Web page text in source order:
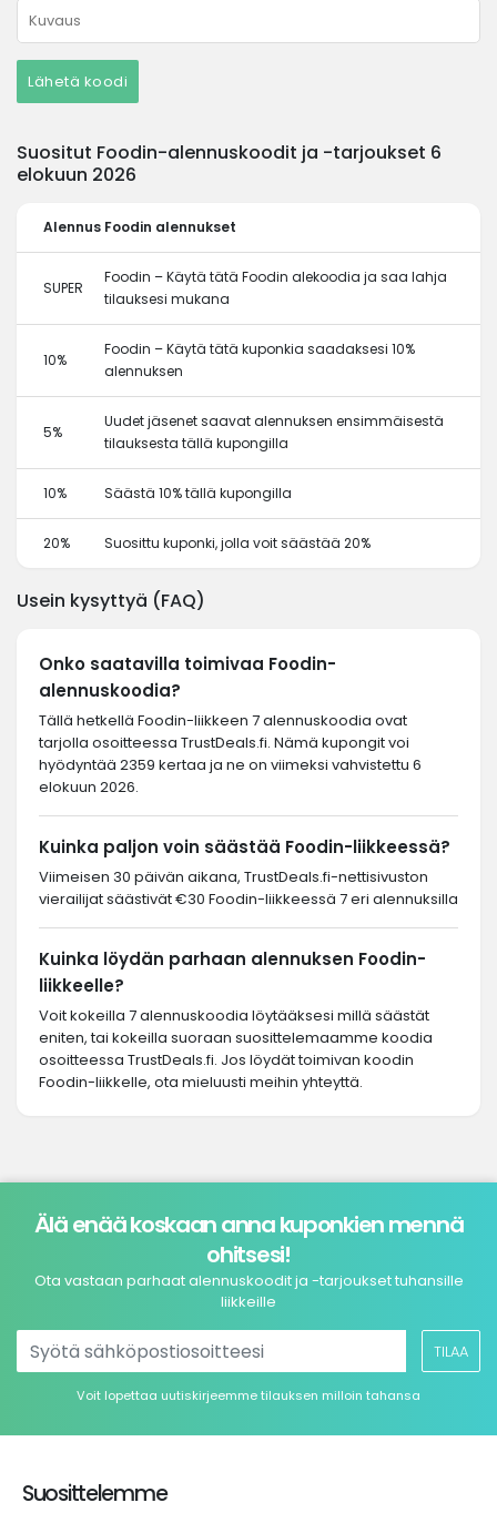
Lähetä koodi
Suositut Foodin-alennuskoodit ja -tarjoukset 6
elokuun 2026
Alennus Foodin alennukset
SUPER
Foodin – Käytä tätä Foodin alekoodia ja saa lahja
tilauksesi mukana
10%
Foodin – Käytä tätä kuponkia saadaksesi 10%
alennuksen
5%
Uudet jäsenet saavat alennuksen ensimmäisestä
tilauksesta tällä kupongilla
10% Säästä 10% tällä kupongilla
20% Suosittu kuponki, jolla voit säästää 20%
Usein kysyttyä (FAQ)
Onko saatavilla toimivaa Foodin-
alennuskoodia?
Tällä hetkellä Foodin-liikkeen 7 alennuskoodia ovat
tarjolla osoitteessa TrustDeals.fi. Nämä kupongit voi
hyödyntää 2359 kertaa ja ne on viimeksi vahvistettu 6
elokuun 2026.
Kuinka paljon voin säästää Foodin-liikkeessä?
Viimeisen 30 päivän aikana, TrustDeals.fi-nettisivuston
vierailijat säästivät €30 Foodin-liikkeessä 7 eri alennuksilla
Kuinka löydän parhaan alennuksen Foodin-
liikkeelle?
Voit kokeilla 7 alennuskoodia löytääksesi millä säästät
eniten, tai kokeilla suoraan suosittelemaamme koodia
osoitteessa TrustDeals.fi. Jos löydät toimivan koodin
Foodin-liikkelle, ota mieluusti meihin yhteyttä.
Älä enää koskaan anna kuponkien mennä
ohitsesi!
Ota vastaan parhaat alennuskoodit ja -tarjoukset tuhansille
liikkeille
TILAA
Voit lopettaa uutiskirjeemme tilauksen milloin tahansa
Suosittelemme